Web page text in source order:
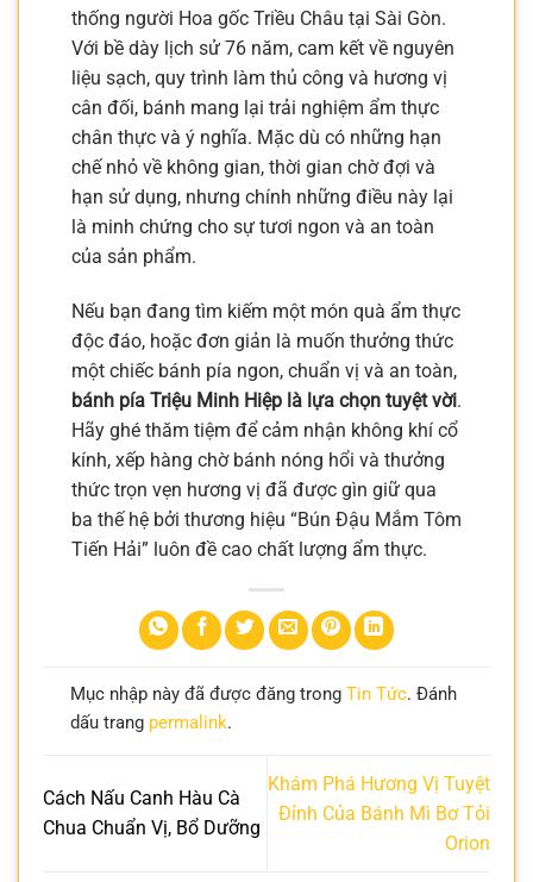
thống người Hoa gốc Triều Châu tại Sài Gòn.
Với bề dày lịch sử 76 năm, cam kết về nguyên
liệu sạch, quy trình làm thủ công và hương vị
cân đối, bánh mang lại trải nghiệm ẩm thực
chân thực và ý nghĩa. Mặc dù có những hạn
chế nhỏ về không gian, thời gian chờ đợi và
hạn sử dụng, nhưng chính những điều này lại
là minh chứng cho sự tươi ngon và an toàn
của sản phẩm.
Nếu bạn đang tìm kiếm một món quà ẩm thực
độc đáo, hoặc đơn giản là muốn thưởng thức
một chiếc bánh pía ngon, chuẩn vị và an toàn,
bánh pía Triệu Minh Hiệp là lựa chọn tuyệt vời.
Hãy ghé thăm tiệm để cảm nhận không khí cổ
kính, xếp hàng chờ bánh nóng hổi và thưởng
thức trọn vẹn hương vị đã được gìn giữ qua
ba thế hệ bởi thương hiệu “Bún Đậu Mắm Tôm
Tiến Hải” luôn đề cao chất lượng ẩm thực.
Mục nhập này đã được đăng trong Tin Tức. Đánh
dấu trang permalink.
Cách Nấu Canh Hàu Cà
Chua Chuẩn Vị, Bổ Dưỡng
Khám Phá Hương Vị Tuyệt
Đỉnh Của Bánh Mì Bơ Tỏi
Orion